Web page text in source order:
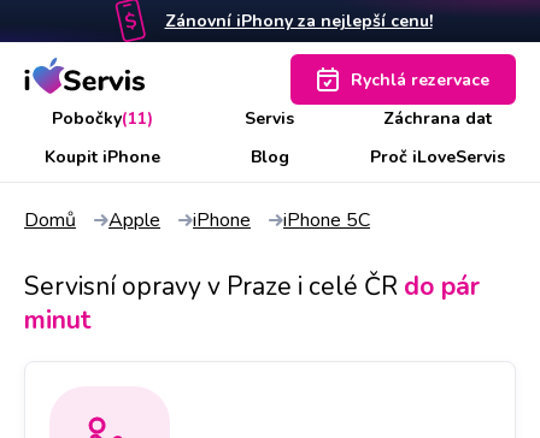
Zánovní iPhony za nejlepší cenu!
Pobočky(11) Servis
Záchrana dat
Koupit iPhone
Blog Proč iLoveServis
Rychlá rezervace
Domů Apple iPhone iPhone 5C
Servisní opravy v Praze i celé ČR do pár
minut